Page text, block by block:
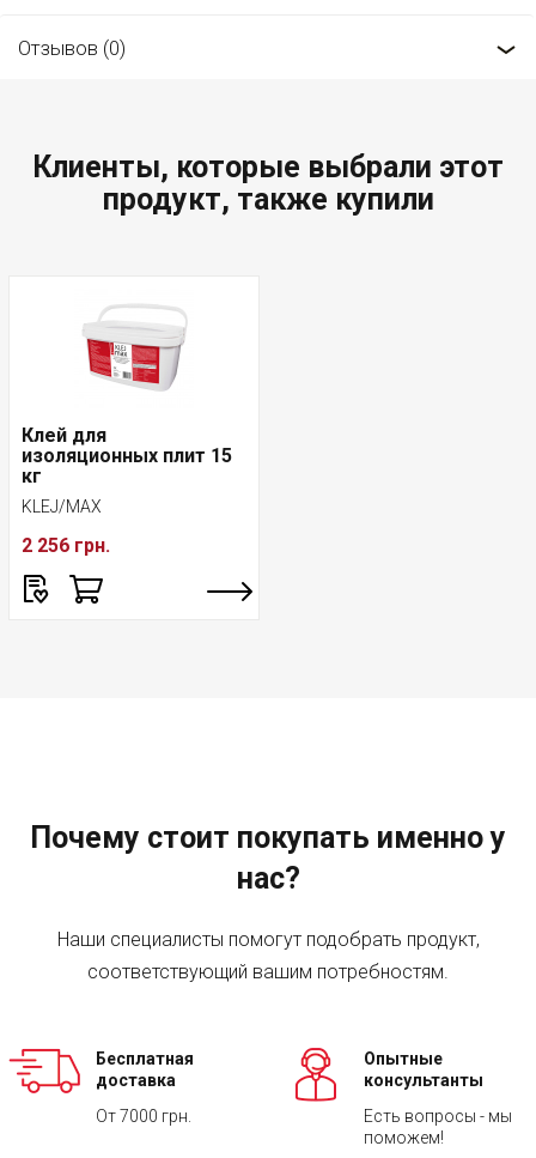
Отзывов (0)
Клиенты, которые выбрали этот
продукт, также купили
Клей для
изоляционных плит 15
кг
KLEJ/MAX
2 256 грн.
Почему стоит покупать именно у
нас?
Наши специалисты помогут подобрать продукт,
соответствующий вашим потребностям.
Бесплатная
доставка
От 7000 грн.
Опытные
консультанты
Есть вопросы - мы
поможем!